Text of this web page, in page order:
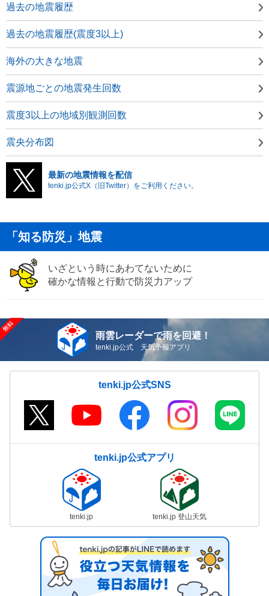
過去の地震履歴
過去の地震履歴(震度3以上)
海外の大きな地震
震源地ごとの地震発生回数
震度3以上の地域別観測回数
震央分布図
最新の地震情報を配信
tenki.jp公式X（旧Twitter）をご利用ください。
「知る防災」地震
いざという時にあわてないために
確かな情報と行動で防災力アップ
雨雲レーダーで雨を回避！
tenki.jp公式 天気予報アプリ
tenki.jp公式SNS
tenki.jp公式アプリ
tenki.jp tenki.jp 登山天気